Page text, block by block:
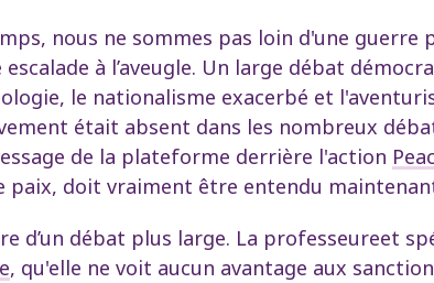
nous ne sommes pas loin d'une guerre
à l’aveugle. Un large débat
le nationalisme exacerbé et
était absent dans les nombreux
de la plateforme derrière l'action
paix, doit vraiment être entendu
d’un débat plus large. La professeureet
, qu'elle ne voit aucun avantage aux